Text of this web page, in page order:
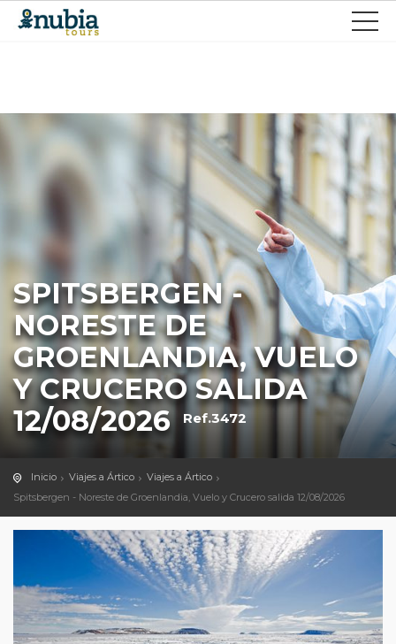
SPITSBERGEN -
NORESTE DE
GROENLANDIA, VUELO
Y CRUCERO SALIDA
12/08/2026
Ref.3472
Inicio Viajes a Ártico
Viajes a Ártico
Spitsbergen - Noreste de Groenlandia, Vuelo y Crucero salida 12/08/2026